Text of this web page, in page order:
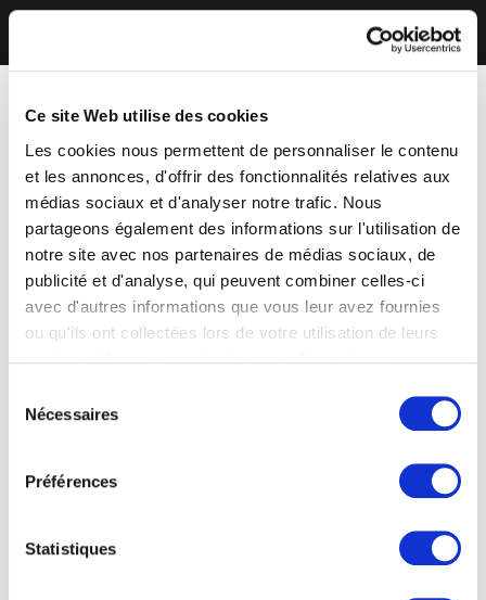
Ce site Web utilise des cookies
Les cookies nous permettent de personnaliser le contenu
et les annonces, d'offrir des fonctionnalités relatives aux
médias sociaux et d'analyser notre trafic. Nous
partageons également des informations sur l'utilisation de
notre site avec nos partenaires de médias sociaux, de
publicité et d'analyse, qui peuvent combiner celles-ci
avec d'autres informations que vous leur avez fournies
ou qu'ils ont collectées lors de votre utilisation de leurs
Nécessaires
Préférences
Statistiques